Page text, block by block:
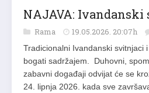
NAJAVA: Ivandanski
Rama 19.05.2026. 20:07h
Tradicionalni Ivandanski svitnjaci
bogati sadržajem. Duhovni,
zabavni događaji odvijat će se
24. lipnja 2026. kada sve